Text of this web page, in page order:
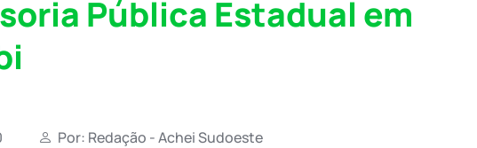
Pública Estadual em
Por: Redação - Achei Sudoeste